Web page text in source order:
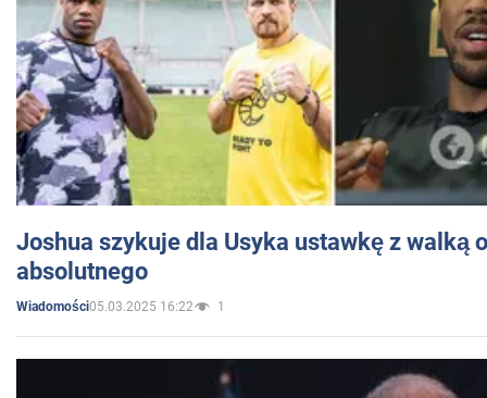
Joshua szykuje dla Usyka ustawkę z walką
absolutnego
Wiadomości05.03.2025 16:22 1